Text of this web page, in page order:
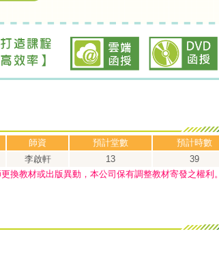
師資 預計堂數
預計時數
李啟軒 13
39
換教材或出版異動，本公司保有調整教材寄發之權利。